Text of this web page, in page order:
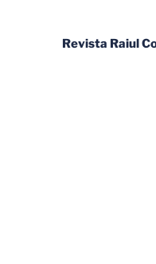
Revista Raiul